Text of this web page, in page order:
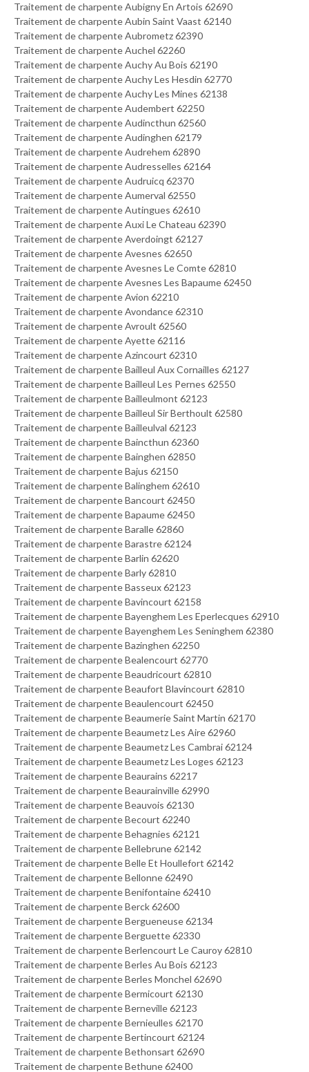
Traitement de charpente Aubigny En Artois 62690
Traitement de charpente Aubin Saint Vaast 62140
Traitement de charpente Aubrometz 62390
Traitement de charpente Auchel 62260
Traitement de charpente Auchy Au Bois 62190
Traitement de charpente Auchy Les Hesdin 62770
Traitement de charpente Auchy Les Mines 62138
Traitement de charpente Audembert 62250
Traitement de charpente Audincthun 62560
Traitement de charpente Audinghen 62179
Traitement de charpente Audrehem 62890
Traitement de charpente Audresselles 62164
Traitement de charpente Audruicq 62370
Traitement de charpente Aumerval 62550
Traitement de charpente Autingues 62610
Traitement de charpente Auxi Le Chateau 62390
Traitement de charpente Averdoingt 62127
Traitement de charpente Avesnes 62650
Traitement de charpente Avesnes Le Comte 62810
Traitement de charpente Avesnes Les Bapaume 62450
Traitement de charpente Avion 62210
Traitement de charpente Avondance 62310
Traitement de charpente Avroult 62560
Traitement de charpente Ayette 62116
Traitement de charpente Azincourt 62310
Traitement de charpente Bailleul Aux Cornailles 62127
Traitement de charpente Bailleul Les Pernes 62550
Traitement de charpente Bailleulmont 62123
Traitement de charpente Bailleul Sir Berthoult 62580
Traitement de charpente Bailleulval 62123
Traitement de charpente Baincthun 62360
Traitement de charpente Bainghen 62850
Traitement de charpente Bajus 62150
Traitement de charpente Balinghem 62610
Traitement de charpente Bancourt 62450
Traitement de charpente Bapaume 62450
Traitement de charpente Baralle 62860
Traitement de charpente Barastre 62124
Traitement de charpente Barlin 62620
Traitement de charpente Barly 62810
Traitement de charpente Basseux 62123
Traitement de charpente Bavincourt 62158
Traitement de charpente Bayenghem Les Eperlecques 62910
Traitement de charpente Bayenghem Les Seninghem 62380
Traitement de charpente Bazinghen 62250
Traitement de charpente Bealencourt 62770
Traitement de charpente Beaudricourt 62810
Traitement de charpente Beaufort Blavincourt 62810
Traitement de charpente Beaulencourt 62450
Traitement de charpente Beaumerie Saint Martin 62170
Traitement de charpente Beaumetz Les Aire 62960
Traitement de charpente Beaumetz Les Cambrai 62124
Traitement de charpente Beaumetz Les Loges 62123
Traitement de charpente Beaurains 62217
Traitement de charpente Beaurainville 62990
Traitement de charpente Beauvois 62130
Traitement de charpente Becourt 62240
Traitement de charpente Behagnies 62121
Traitement de charpente Bellebrune 62142
Traitement de charpente Belle Et Houllefort 62142
Traitement de charpente Bellonne 62490
Traitement de charpente Benifontaine 62410
Traitement de charpente Berck 62600
Traitement de charpente Bergueneuse 62134
Traitement de charpente Berguette 62330
Traitement de charpente Berlencourt Le Cauroy 62810
Traitement de charpente Berles Au Bois 62123
Traitement de charpente Berles Monchel 62690
Traitement de charpente Bermicourt 62130
Traitement de charpente Berneville 62123
Traitement de charpente Bernieulles 62170
Traitement de charpente Bertincourt 62124
Traitement de charpente Bethonsart 62690
Traitement de charpente Bethune 62400